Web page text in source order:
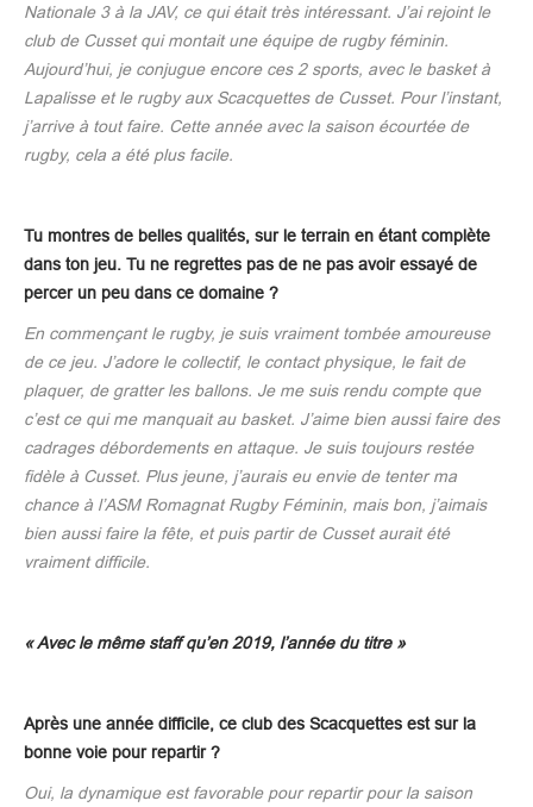
Nationale 3 à la JAV, ce qui était très intéressant. J’ai rejoint le
club de Cusset qui montait une équipe de rugby féminin.
Aujourd’hui, je conjugue encore ces 2 sports, avec le basket à
Lapalisse et le rugby aux Scacquettes de Cusset. Pour l’instant,
j’arrive à tout faire. Cette année avec la saison écourtée de
rugby, cela a été plus facile.
Tu montres de belles qualités, sur le terrain en étant complète
dans ton jeu. Tu ne regrettes pas de ne pas avoir essayé de
percer un peu dans ce domaine ?
En commençant le rugby, je suis vraiment tombée amoureuse
de ce jeu. J’adore le collectif, le contact physique, le fait de
plaquer, de gratter les ballons. Je me suis rendu compte que
c’est ce qui me manquait au basket. J’aime bien aussi faire des
cadrages débordements en attaque. Je suis toujours restée
fidèle à Cusset. Plus jeune, j’aurais eu envie de tenter ma
chance à l’ASM Romagnat Rugby Féminin, mais bon, j’aimais
bien aussi faire la fête, et puis partir de Cusset aurait été
vraiment difficile.
« Avec le même staff qu’en 2019, l’année du titre »
Après une année difficile, ce club des Scacquettes est sur la
bonne voie pour repartir ?
Oui, la dynamique est favorable pour repartir pour la saison